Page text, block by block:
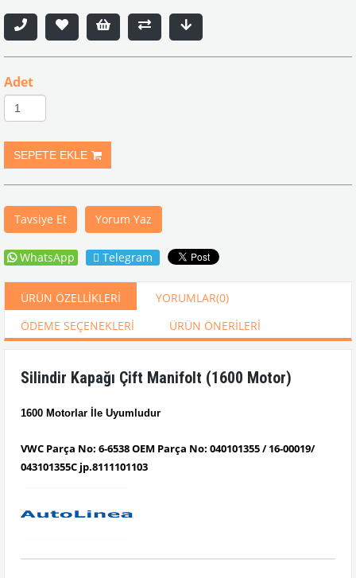
Adet
Tavsiye Et Yorum Yaz
WhatsApp Telegram
ÜRÜN ÖZELLIKLERI YORUMLAR(0)
ÖDEME SEÇENEKLERI
ÜRÜN ÖNERILERI
Silindir Kapağı Çift Manifolt (1600 Motor)
1600 Motorlar İ le Uyumludur
VWC Parça No: 6-6538 OEM Parça No: 040101355/ 16-00019/
043101355C jp.8111101103